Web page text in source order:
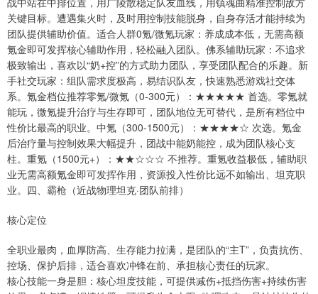
关键目标。遭遇集火时，及时用控制技能脱身，自身存活才能持续为
团队提供辅助价值。适合人群0氪/微氪玩家：养成成本低，无需高额
氪金即可发挥核心辅助作用，轻松融入团队。佛系辅助玩家：不追求
极致输出，喜欢以“奶+控”的方式助力团队，享受团队配合的乐趣。新
手社交玩家：组队需求度极高，易结识队友，快速熟悉游戏社交体
系。氪金档位推荐零氪/微氪（0-300元）：★★★★★ 首选。零氪就
能玩，微氪提升治疗与生存即可，团队地位无可替代，是所有档位中
性价比最高的职业。中氪（300-1500元）：★★★★☆ 次选。氪金
后治疗量与控制效果大幅提升，团战中能奶能控，成为团队核心支
柱。重氪（1500元+）：★★☆☆☆ 不推荐。重氪收益极低，辅助职
业无需高额氪金即可发挥作用，资源投入性价比远不如输出、坦克职
业。四、霸枪（近战物理坦克·团队前排）
核心定位
全职业最肉，血厚防高、生存能力拉满，是团队的“主T”，负责抗伤、
控场、保护后排，适合喜欢冲锋在前、承担核心责任的玩家。
核心技能一身是胆：核心坦度技能，可提供减伤+抵挡伤害+持续伤害